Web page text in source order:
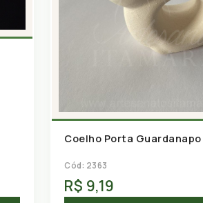
Coelho Porta Guardanapo
Cód: 2363
R$ 9,19